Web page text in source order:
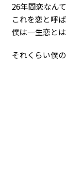
26年間恋なん
これを恋と呼
僕は一生恋と
それくらい僕